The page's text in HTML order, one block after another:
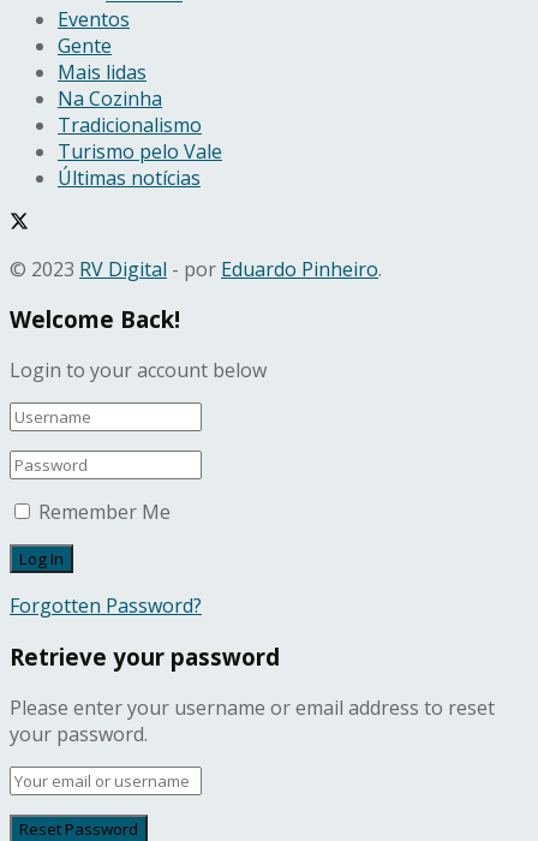
Eventos
Gente
Mais lidas
Na Cozinha
Tradicionalismo
Turismo pelo Vale
Últimas notícias
© 2023 RV Digital - por Eduardo Pinheiro.
Welcome Back!
Login to your account below
Remember Me
Forgotten Password?
Retrieve your password
Please enter your username or email address to reset
your password.